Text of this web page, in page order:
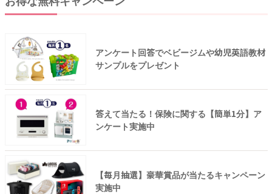
アンケート回答でベビージムや幼児英語教材
サンプルをプレゼント
答えて当たる！保険に関する【簡単1分】ア
ンケート実施中
【毎月抽選】豪華賞品が当たるキャンペーン
実施中